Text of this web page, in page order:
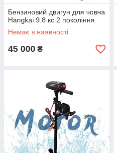
Бензиновий двигун для човна
Hangkai 9.8 кс 2 покоління
Немає в наявності
45 000 ₴